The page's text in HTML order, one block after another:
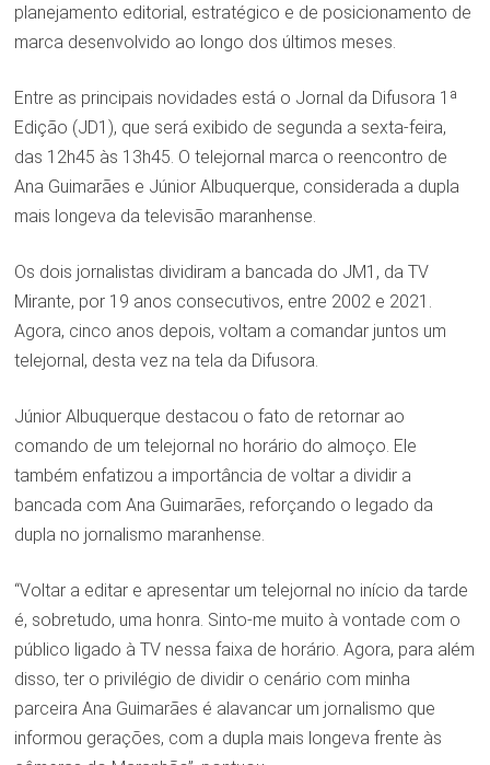
planejamento editorial, estratégico e de posicionamento de
marca desenvolvido ao longo dos últimos meses.
Entre as principais novidades está o Jornal da Difusora 1ª
Edição (JD1), que será exibido de segunda a sexta-feira,
das 12h45 às 13h45. O telejornal marca o reencontro de
Ana Guimarães e Júnior Albuquerque, considerada a dupla
mais longeva da televisão maranhense.
Os dois jornalistas dividiram a bancada do JM1, da TV
Mirante, por 19 anos consecutivos, entre 2002 e 2021.
Agora, cinco anos depois, voltam a comandar juntos um
telejornal, desta vez na tela da Difusora.
Júnior Albuquerque destacou o fato de retornar ao
comando de um telejornal no horário do almoço. Ele
também enfatizou a importância de voltar a dividir a
bancada com Ana Guimarães, reforçando o legado da
dupla no jornalismo maranhense.
“Voltar a editar e apresentar um telejornal no início da tarde
é, sobretudo, uma honra. Sinto-me muito à vontade com o
público ligado à TV nessa faixa de horário. Agora, para além
disso, ter o privilégio de dividir o cenário com minha
parceira Ana Guimarães é alavancar um jornalismo que
informou gerações, com a dupla mais longeva frente às